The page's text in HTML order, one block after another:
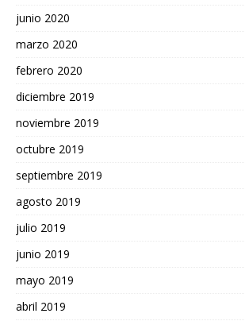
junio 2020
marzo 2020
febrero 2020
diciembre 2019
noviembre 2019
octubre 2019
septiembre 2019
agosto 2019
julio 2019
junio 2019
mayo 2019
abril 2019